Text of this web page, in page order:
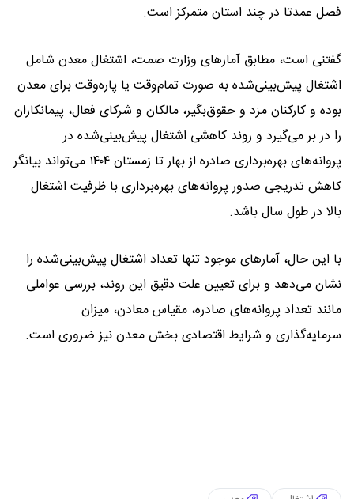
فصل عمدتا در چند استان متمرکز است.
گفتنی است، مطابق آمارهای وزارت صمت، اشتغال معدن شامل
اشتغال پیش‌بینی‌شده به صورت تمام‌وقت یا پاره‌وقت برای معدن
بوده و کارکنان مزد و حقوق‌بگیر، مالکان و شرکای فعال، پیمانکاران
را در بر می‌گیرد و روند کاهشی اشتغال پیش‌بینی‌شده در
پروانه‌های بهره‌برداری صادره از بهار تا زمستان ۱۴۰۴ می‌تواند بیانگر
کاهش تدریجی صدور پروانه‌های بهره‌برداری با ظرفیت اشتغال
بالا در طول سال باشد.
با این حال، آمارهای موجود تنها تعداد اشتغال پیش‌بینی‌شده را
نشان می‌دهد و برای تعیین علت دقیق این روند، بررسی عواملی
مانند تعداد پروانه‌های صادره، مقیاس معادن، میزان
سرمایه‌گذاری و شرایط اقتصادی بخش معدن نیز ضروری است.